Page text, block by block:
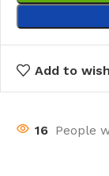
Add to
16 People